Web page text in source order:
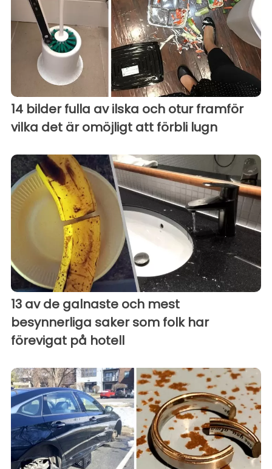
14 bilder fulla av ilska och otur framför
vilka det är omöjligt att förbli lugn
13 av de galnaste och mest
besynnerliga saker som folk har
förevigat på hotell